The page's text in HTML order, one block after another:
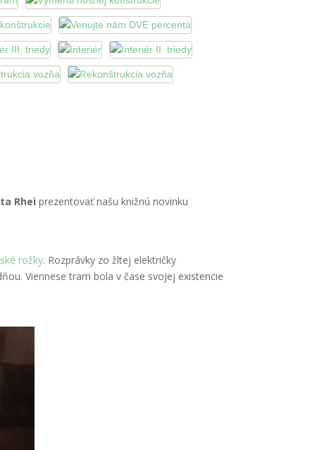
Rhei prezentovať našu knižnú novinku
rožky. Rozprávky zo žltej električky
Viennese trambola v čase svojej existencie